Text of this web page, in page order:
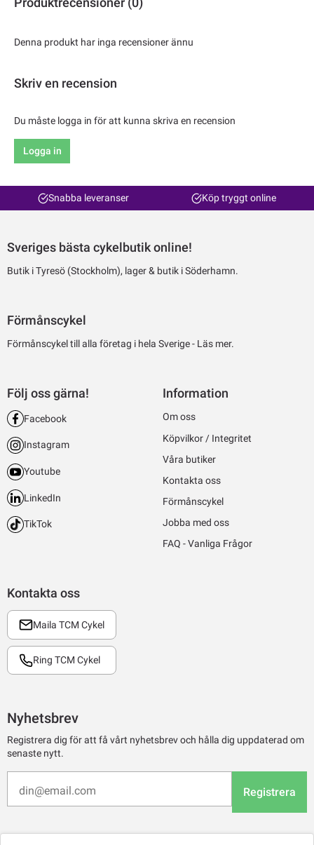
Denna produkt har inga recensioner ännu
Skriv en recension
Du måste logga in för att kunna skriva en recension
Logga in
Snabba leveranser Köp tryggt online
Sveriges bästa cykelbutik online!
Butik i Tyresö (Stockholm), lager & butik i Söderhamn.
Förmånscykel
Förmånscykel till alla företag i hela Sverige - Läs mer.
Kontakta oss
Maila TCM Cykel
Ring TCM Cykel
Följ oss gärna!
Facebook
Instagram
Youtube
LinkedIn
TikTok
Information
Om oss
Köpvilkor / Integritet
Våra butiker
Kontakta oss
Förmånscykel
Jobba med oss
FAQ - Vanliga Frågor
Nyhetsbrev
Registrera dig för att få vårt nyhetsbrev och hålla dig uppdaterad om
senaste nytt.
Registrera